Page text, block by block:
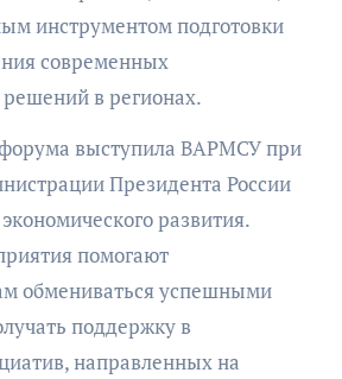
инструментом подготовки
современных
в регионах.
выступила ВАРМСУ при
Президента России
развития.
помогают
обмениваться успешными
поддержку в
направленных на